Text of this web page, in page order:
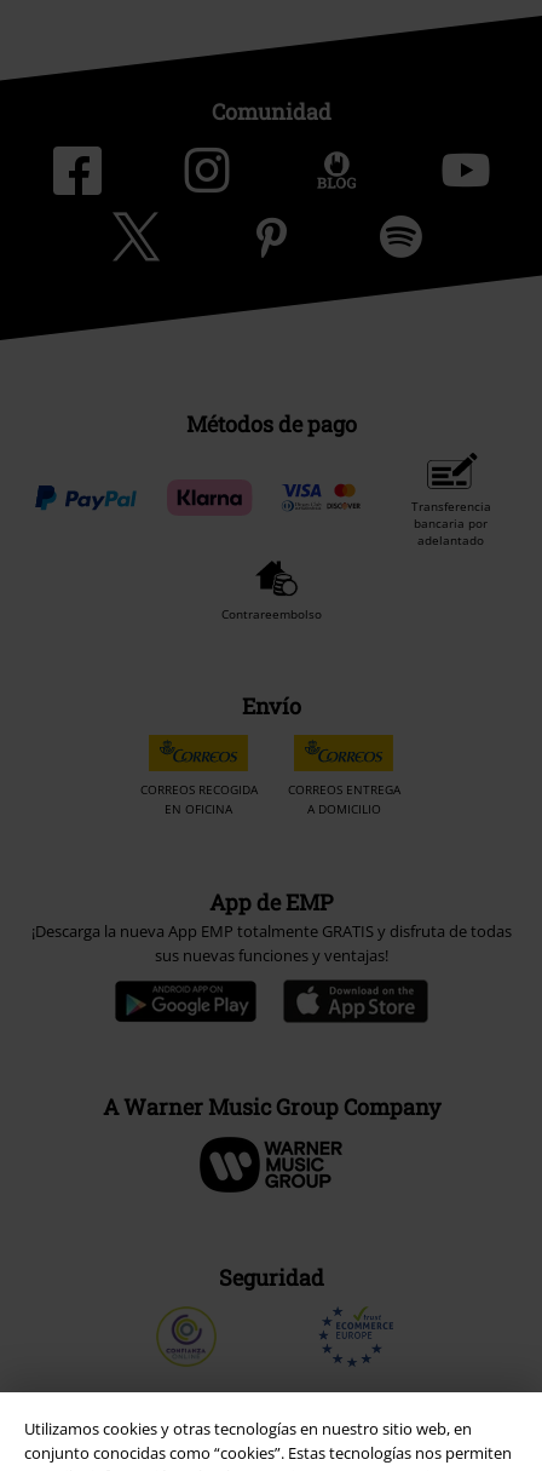
Utilizamos cookies y otras tecnologías en nuestro sitio web, en
conjunto conocidas como “cookies”. Estas tecnologías nos permiten
Comunidad
Métodos de pago
Transferencia
bancaria por
adelantado
Contrareembolso
Envío
CORREOS RECOGIDA
EN OFICINA
CORREOS ENTREGA
A DOMICILIO
App de EMP
¡Descarga la nueva App EMP totalmente GRATIS y disfruta de todas
sus nuevas funciones y ventajas!
A Warner Music Group Company
Seguridad